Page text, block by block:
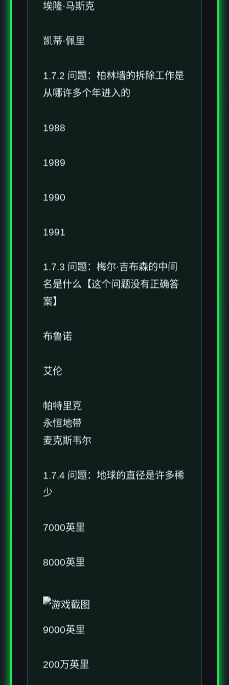
埃隆·马斯克
凯蒂·佩里
1.7.2 问题：柏林墙的拆除工作是
从哪许多个年进入的
1988
1989
1990
1991
1.7.3 问题：梅尔·吉布森的中间
名是什么【这个问题没有正确答
案】
布鲁诺
艾伦
帕特里克
永恒地带
麦克斯韦尔
1.7.4 问题：地球的直径是许多稀
少
7000英里
8000英里
9000英里
200万英里